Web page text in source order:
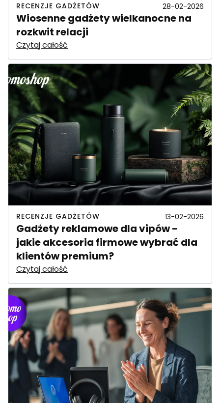
RECENZJE GADŻETÓW 28-02-2026
Wiosenne gadżety wielkanocne na
rozkwit relacji
Czytaj całość
RECENZJE GADŻETÓW 13-02-2026
Gadżety reklamowe dla vipów -
jakie akcesoria firmowe wybrać dla
klientów premium?
Czytaj całość